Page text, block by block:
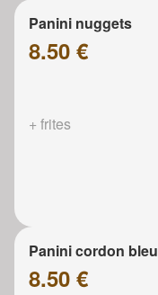
Panini nuggets
8.50 €
+ frites
Panini cordon bleu
8.50 €